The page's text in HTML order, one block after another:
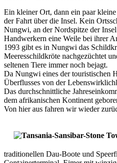
Ein kleiner Ort, dann ein paar
der Fahrt über die Insel. Kein
Nungwi, an der Nordspitze der
Handwerkern eine Weile bei ihrer
1993 gibt es in Nungwi das
Meeresschildkröte nachgezüchtet
seltenen Tiere immer noch bejagt.
Da Nungwi eines der touristischen
Überflusses von der
Das durchschnittliche
dem afrikanischen Kontinent
Von hier aus fahren wir wieder
traditionellen Dau-Boote und